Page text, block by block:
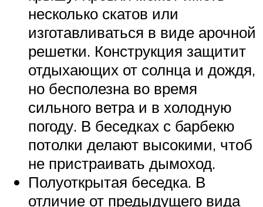
несколько скатов или
изготавливаться в виде арочной
решетки. Конструкция защитит
отдыхающих от солнца и дождя,
но бесполезна во время
сильного ветра и в холодную
погоду. В беседках с барбекю
потолки делают высокими, чтоб
не пристраивать дымоход.
Полуоткрытая беседка. В
отличие от предыдущего вида